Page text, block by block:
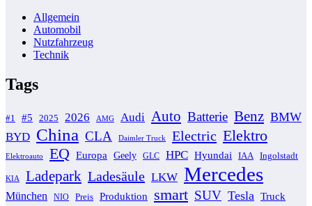
Allgemein
Automobil
Nutzfahrzeug
Technik
Tags
#1 #5 2025 2026 AMG Audi Auto Batterie Benz BMW
BYD China CLA Daimler Truck Electric Elektro
Elektroauto EQ Europa Geely GLC HPC Hyundai IAA Ingolstadt
KIA Ladepark Ladesäule LKW Mercedes
München NIO Preis Produktion smart SUV Tesla Truck